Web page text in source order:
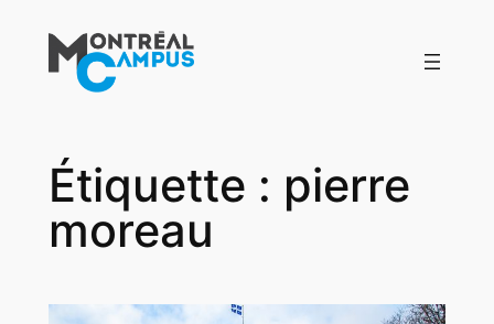
contenu
Étiquette : pierre
moreau